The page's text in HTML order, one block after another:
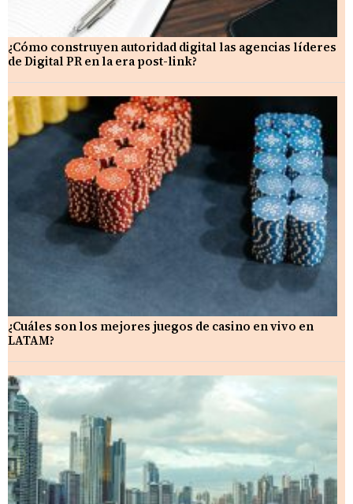
¿Cómo construyen autoridad digital las agencias líderes
de Digital PR en la era post-link?
¿Cuáles son los mejores juegos de casino en vivo en
LATAM?